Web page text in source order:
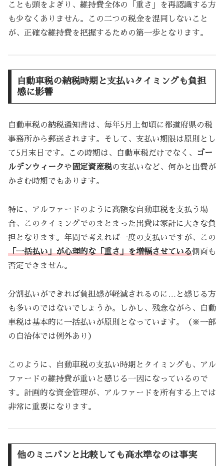
ことも頭をよぎり、維持費全体の「重さ」を再認識する方
も少なくありません。この二つの税金を混同しないこと
が、正確な維持費を把握するための第一歩となります。
自動車税の納税時期と支払いタイミングも負担
感に影響
自動車税の納税通知書は、毎年5月上旬頃に都道府県の税
事務所から郵送されます。そして、支払い期限は原則とし
て5月末日です。この時期は、自動車税だけでなく、
ゴー
ルデンウィークや 固定資産税の支払いなど、何かと出費が
かさむ時期でもあります。
特に、アルファードのように高額な自動車税を支払う場
合、このタイミングでのまとまった出費は家計に大きな負
担となります。年間で考えれば一度の支払いですが、この
「一括払い」が心理的な「重さ」を増幅させている側面も
否定できません。
分割払いができれば負担感が軽減されるのに…と感じる方
も多いのではないでしょうか。しかし、残念ながら、自動
車税は基本的に一括払いが原則となっています。（※一部
の自治体では例外あり）
このように、自動車税の支払い時期とタイミングも、アル
ファードの維持費が重いと感じる一因になっているので
す。計画的な資金管理が、アルファードを所有する上では
非常に重要になります。
他のミニバンと比較しても高水準なのは事実